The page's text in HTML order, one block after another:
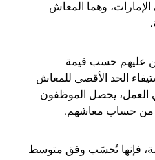
وهما المعاش
عليهم حسب قيمة
الحد الأقصى للمعاش
35 سنة في العمل، يحصل الموظفون
من حساب معاشهم.
فإنها تُحسَب وفق متوسط